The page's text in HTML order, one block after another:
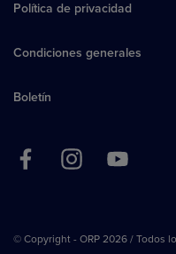
Política de privacidad
Condiciones generales
Boletín
© Copyright - ORP 2026 / Todos